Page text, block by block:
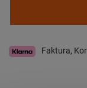
Faktura,